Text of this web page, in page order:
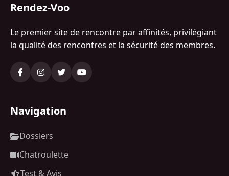
Rendez-Voo
Le premier site de rencontre par affinités, privilégiant
la qualité des rencontres et la sécurité des membres.
Navigation
Dossiers
Chatroulette
Test & Avis